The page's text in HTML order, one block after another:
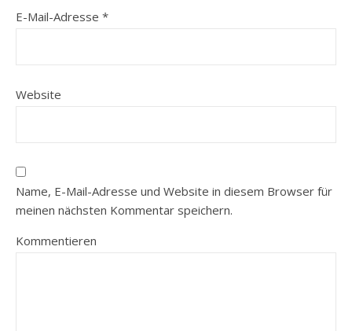
E-Mail-Adresse *
Website
Name, E-Mail-Adresse und Website in diesem Browser für
meinen nächsten Kommentar speichern.
Kommentieren